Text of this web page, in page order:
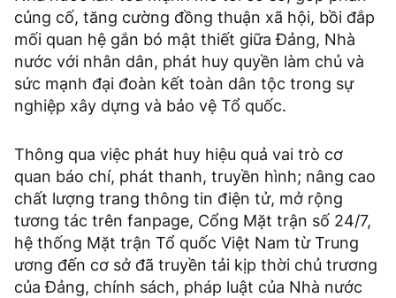
củng cố, tăng cường đồng thuận xã hội, bồi đắp
mối quan hệ gắn bó mật thiết giữa Đảng, Nhà
nước với nhân dân, phát huy quyền làm chủ và
sức mạnh đại đoàn kết toàn dân tộc trong sự
nghiệp xây dựng và bảo vệ Tổ quốc.
Thông qua việc phát huy hiệu quả vai trò cơ
quan báo chí, phát thanh, truyền hình; nâng cao
chất lượng trang thông tin điện tử, mở rộng
tương tác trên fanpage, Cổng Mặt trận số 24/7,
hệ thống Mặt trận Tổ quốc Việt Nam từ Trung
ương đến cơ sở đã truyền tải kịp thời chủ trương
của Đảng, chính sách, pháp luật của Nhà nước